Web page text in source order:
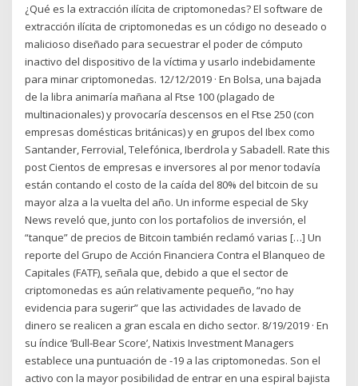
¿Qué es la extracción ilícita de criptomonedas? El software de
extracción ilícita de criptomonedas es un código no deseado o
malicioso diseñado para secuestrar el poder de cómputo
inactivo del dispositivo de la víctima y usarlo indebidamente
para minar criptomonedas. 12/12/2019 · En Bolsa, una bajada
de la libra animaría mañana al Ftse 100 (plagado de
multinacionales) y provocaría descensos en el Ftse 250 (con
empresas domésticas británicas) y en grupos del Ibex como
Santander, Ferrovial, Telefónica, Iberdrola y Sabadell. Rate this
post Cientos de empresas e inversores al por menor todavía
están contando el costo de la caída del 80% del bitcoin de su
mayor alza a la vuelta del año. Un informe especial de Sky
News reveló que, junto con los portafolios de inversión, el
“tanque” de precios de Bitcoin también reclamó varias […] Un
reporte del Grupo de Acción Financiera Contra el Blanqueo de
Capitales (FATF), señala que, debido a que el sector de
criptomonedas es aún relativamente pequeño, “no hay
evidencia para sugerir” que las actividades de lavado de
dinero se realicen a gran escala en dicho sector. 8/19/2019 · En
su índice ‘Bull-Bear Score’, Natixis Investment Managers
establece una puntuación de -19 a las criptomonedas. Son el
activo con la mayor posibilidad de entrar en una espiral bajista